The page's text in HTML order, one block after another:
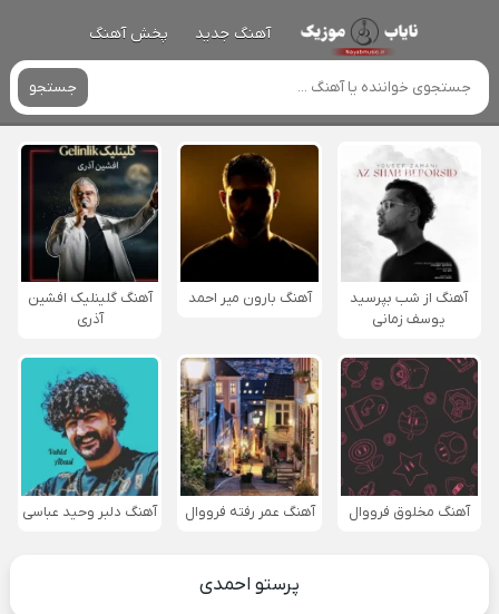
آهنگ جدید پخش آهنگ
جستجو
آهنگ از شب بپرسید
یوسف زمانی
آهنگ بارون میر احمد
آهنگ گلینلیک افشین
آذری
آهنگ مخلوق فرووال آهنگ عمر رفته فرووال آهنگ دلبر وحید عباسی
پرستو احمدی